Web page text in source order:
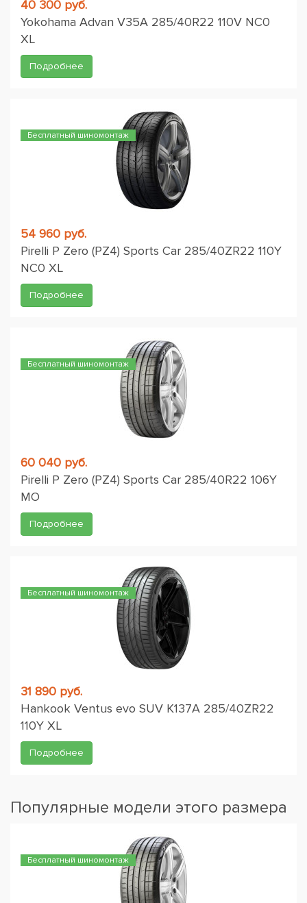
40 300 руб.
Yokohama Advan V35A 285/40R22 110V NC0
XL
Подробнее
Бесплатный шиномонтаж
54 960 руб.
Pirelli P Zero (PZ4) Sports Car 285/40ZR22 110Y
NC0 XL
Подробнее
Бесплатный шиномонтаж
60 040 руб.
Pirelli P Zero (PZ4) Sports Car 285/40R22 106Y
MO
Подробнее
Бесплатный шиномонтаж
31 890 руб.
Hankook Ventus evo SUV K137A 285/40ZR22
110Y XL
Подробнее
Популярные модели этого размера
Бесплатный шиномонтаж